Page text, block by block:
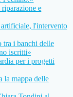
e
l'intervento
tra i banchi delle
iscritti»
per i progetti
la mappa delle